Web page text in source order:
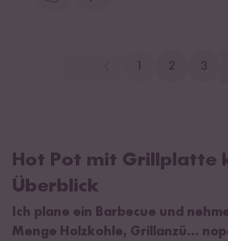
2 3
Hot Pot mit Grillplatte
Überblick
Ich plane ein Barbecue und
Menge Holzkohle, Grillanzü…